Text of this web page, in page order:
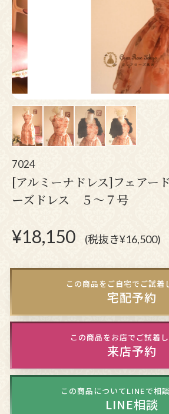
io
us
7024
[アルミーナドレス]フェアー
ーズドレス ５～７号
¥18,150 (税抜き¥16,500)
この商品をご自宅でご試着
宅配予約
この商品をお店でご試着
来店予約
この商品についてLINEで相
LINE相談